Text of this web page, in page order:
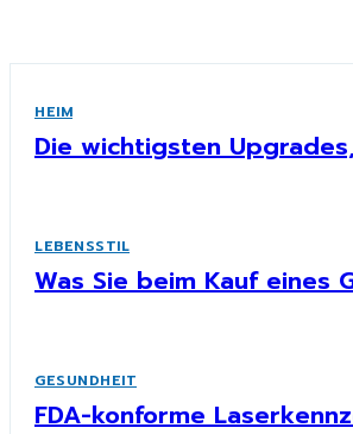
HEIM
Die wichtigsten
LEBENSSTIL
Was Sie beim Kauf eines
GESUNDHEIT
FDA-konforme